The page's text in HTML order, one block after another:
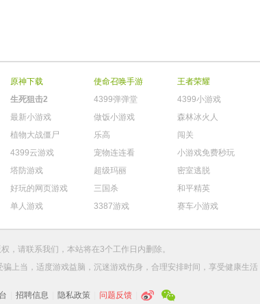
原神下载 使命召唤手游 王者荣耀
生死狙击2 4399弹弹堂 4399小游戏
最新小游戏 做饭小游戏 森林冰火人
植物大战僵尸 乐高 闯关
4399云游戏 宠物连连看 小游戏免费秒玩
塔防游戏 超级玛丽 密室逃脱
好玩的网页游戏 三国杀 和平精英
单人游戏 3387游戏 赛车小游戏
，请联系我们 ，本站将在3个工作日内删除。
上当，适度游戏益脑，沉迷游戏伤身，合理安排时间，享受健康生活
招聘信息 隐私政策 问题反馈